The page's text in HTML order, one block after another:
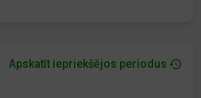
Apskatīt iepriekšējos periodus